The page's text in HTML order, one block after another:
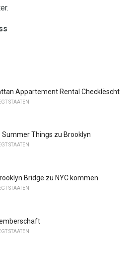
Appartement Rental Checklëscht
STAATEN
Summer Things zu Brooklyn
STAATEN
Bridge zu NYC kommen
STAATEN
STAATEN